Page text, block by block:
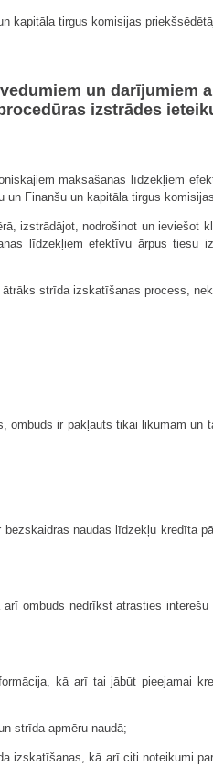
kapitāla tirgus komisijas
un darījumiem
izstrādes
maksāšanas līdzekļiem
Finanšu un kapitāla tirgus
izstrādājot, nodrošinot un ieviešot
līdzekļiem efektīvu ārpus tiesu
strīda izskatīšanas process,
ombuds ir pakļauts tikai likumam un
naudas līdzekļu kredīta
ombuds nedrīkst atrasties interešu
kā arī tai jābūt pieejamai
strīda apmēru naudā;
izskatīšanas, kā arī citi noteikumi